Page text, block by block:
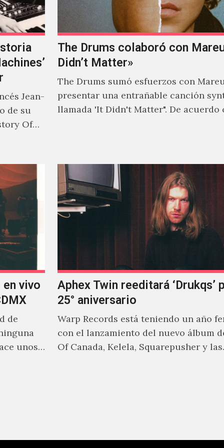
Jean-
de su
Of
The Drums colaboró con
Didn’t Matter»
The Drums sumó esfuerzos con
presentar una entrañable canción
llamada 'It Didn't Matter". De acuerdo
en vivo
de
unos
Aphex Twin reeditará ‘Drukqs’
25° aniversario
Warp Records está teniendo un año
con el lanzamiento del nuevo álbum
Of Canada, Kelela, Squarepusher y las